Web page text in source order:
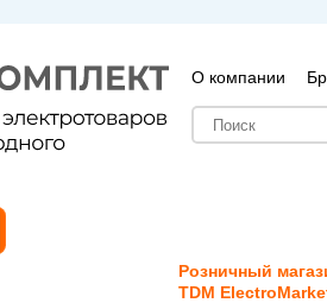
О компании
Розничный
TDM